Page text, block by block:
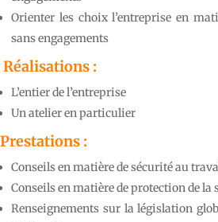
Orienter les choix l’entreprise en
sans engagements
Réalisations :
L’entier de l’entreprise
Un atelier en particulier
Prestations :
Conseils en matière de sécurité au
Conseils en matière de protection de la
Renseignements sur la législation